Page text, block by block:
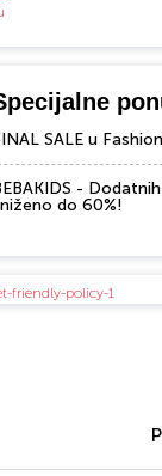
SALE u
-
do 60%!